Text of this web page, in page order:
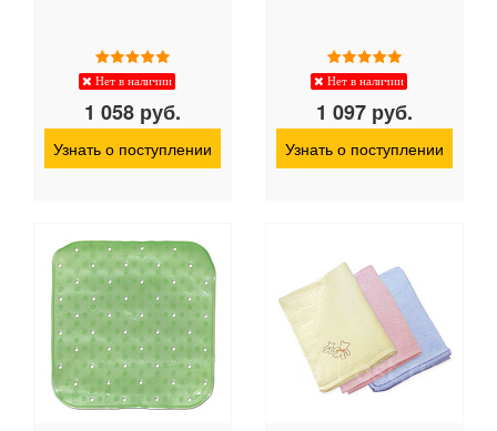
Нет в наличии
1 058 руб.
Узнать о поступлении
Нет в наличии
1 097 руб.
Узнать о поступлении